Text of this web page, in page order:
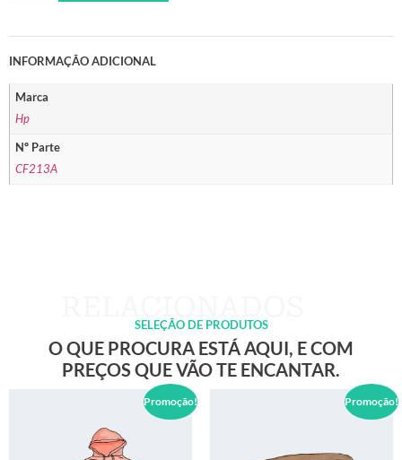
INFORMAÇÃO ADICIONAL
Marca
Hp
Nº Parte
CF213A
SELEÇÃO DE PRODUTOS
O QUE PROCURA ESTÁ AQUI, E COM
PREÇOS QUE VÃO TE ENCANTAR.
Promoção! Promoção!